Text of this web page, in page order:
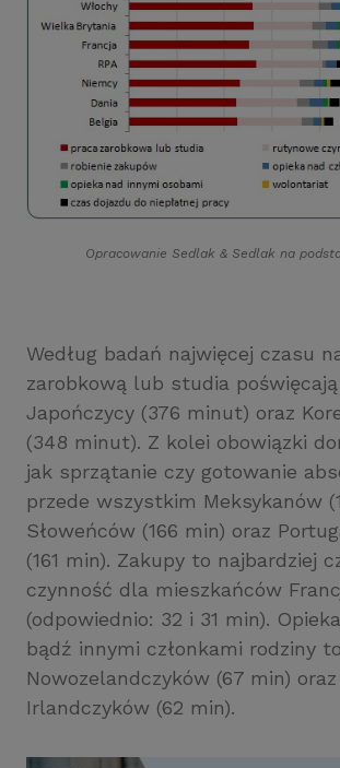
Opracowanie Sedlak & Sedlak na
Według badań najwięcej czasu
zarobkową lub studia
Japończycy (376 minut) oraz
(348 minut). Z kolei obowiązki
jak sprzątanie czy gotowanie
przede wszystkim Meksykanów
Słoweńców (166 min) oraz
(161 min). Zakupy to najbardziej
czynność dla mieszkańców
(odpowiednio: 32 i 31 min).
bądź innymi członkami rodziny
Nowozelandczyków (67 min) oraz
Irlandczyków (62 min).